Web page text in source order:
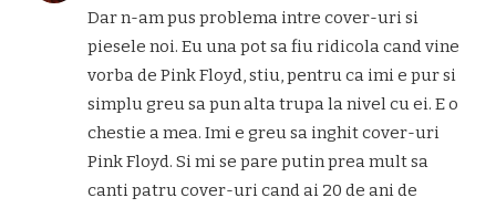
Dar n-am pus problema intre cover-uri si
piesele noi. Eu una pot sa fiu ridicola cand vine
vorba de Pink Floyd, stiu, pentru ca imi e pur si
simplu greu sa pun alta trupa la nivel cu ei. E o
chestie a mea. Imi e greu sa inghit cover-uri
Pink Floyd. Si mi se pare putin prea mult sa
canti patru cover-uri cand ai 20 de ani de